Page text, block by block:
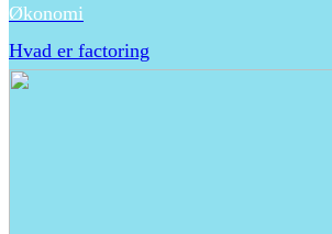
Økonomi
Hvad er factoring